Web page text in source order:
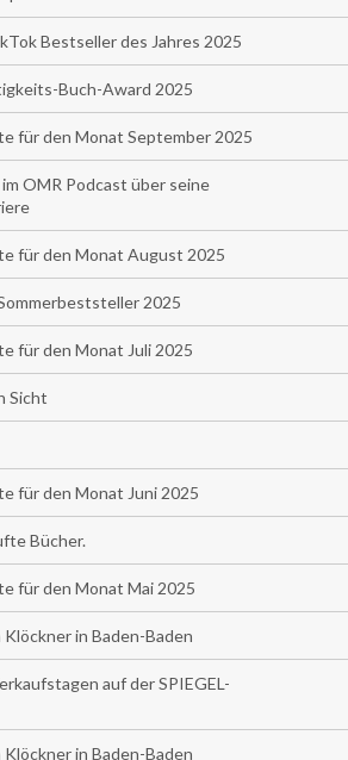
Bestseller des Jahres 2025
Buch-Award 2025
für den Monat September 2025
OMR Podcast über seine
für den Monat August 2025
2025
für den Monat Juli 2025
Sicht
für den Monat Juni 2025
Bücher.
für den Monat Mai 2025
in Baden-Baden
auf der SPIEGEL-
in Baden-Baden